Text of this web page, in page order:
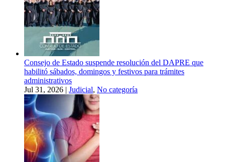
Consejo de Estado suspende resolución del DAPRE que
habilitó sábados, domingos y festivos para trámites
administrativos
Jul 31, 2026 | Judicial, No categoría